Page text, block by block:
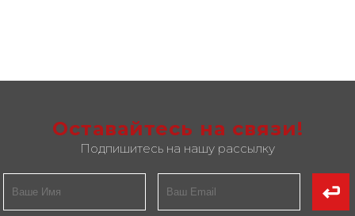
Оставайтесь на связи!
Подпишитесь на нашу рассылку